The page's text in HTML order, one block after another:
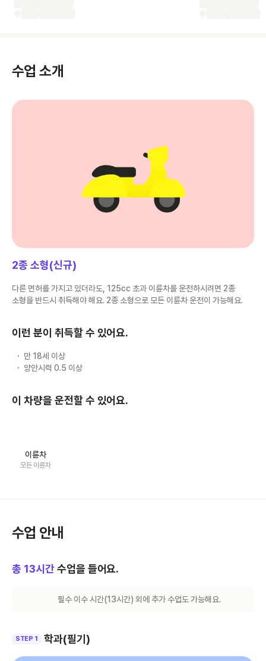
수업 소개
2종 소형(신규)
다른 면허를 가지고 있더라도, 125cc 초과 이륜차를 운전하시려면 2종
소형을 반드시 취득해야 해요. 2종 소형으로 모든 이륜차 운전이 가능해요.
이런 분이 취득할 수 있어요.
만 18세 이상
양안시력 0.5 이상
이 차량을 운전할 수 있어요.
이륜차
모든 이륜차
수업 안내
총 13시간 수업을 들어요.
필수 이수 시간(13시간) 외에 추가 수업도 가능해요.
STEP 1 학과(필기)